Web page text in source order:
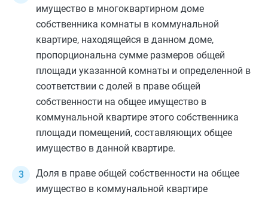
имущество в многоквартирном доме
собственника комнаты в коммунальной
квартире, находящейся в данном доме,
пропорциональна сумме размеров общей
площади указанной комнаты и определенной в
соответствии с долей в праве общей
собственности на общее имущество в
коммунальной квартире этого собственника
площади помещений, составляющих общее
имущество в данной квартире.
Доля в праве общей собственности на общее
имущество в коммунальной квартире